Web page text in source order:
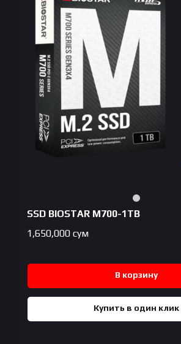
SSD BIOSTAR M700-1TB
1,650,000 сум
В корзину
Купить в один клик